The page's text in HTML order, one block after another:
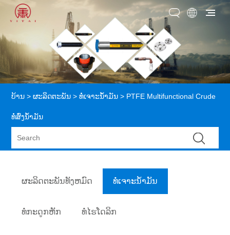
ບ້ານ > ຜະລິດຕະພັນ >ທໍ່ເຈາະນ້ຳມັນ > PTFE Multifunctional Crude
ທໍ່ສົ່ງນ້ໍາມັນ
ຜະລິດຕະພັນທັງຫມົດ ທໍ່ເຈາະນ້ຳມັນ
ທໍ່ກະດູກຫັກ ທໍ່ໄຮໂດລິກ